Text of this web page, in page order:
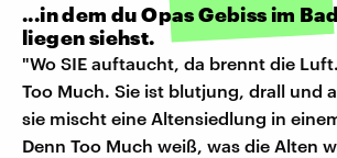
...in dem du Opas Gebiss im
liegen siehst.
"Wo SIE auftaucht, da brennt die
Too Much. Sie ist blutjung, drall und
sie mischt eine Altensiedlung in
Denn Too Much weiß, was die Alten